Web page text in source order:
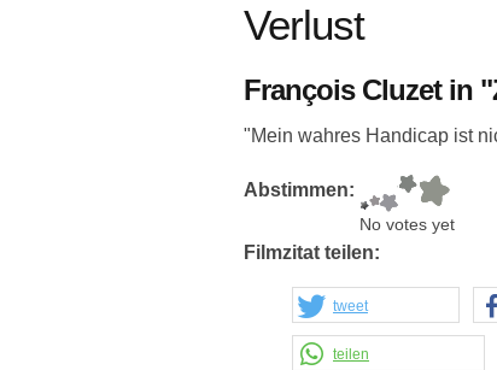
Verlust
François Cluzet in
"Mein wahres Handicap ist
Abstimmen:
No votes yet
Filmzitat teilen:
tweet
teilen